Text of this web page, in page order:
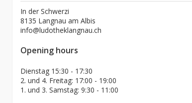
In der Schwerzi
8135 Langnau am Albis
info@ludotheklangnau.ch
Opening hours
Dienstag 15:30 - 17:30
2. und 4. Freitag: 17:00 - 19:00
1. und 3. Samstag: 9:30 - 11:00